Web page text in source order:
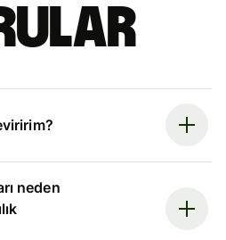
neden